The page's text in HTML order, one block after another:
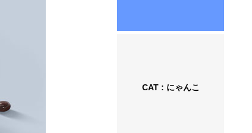
CAT : にゃんこ